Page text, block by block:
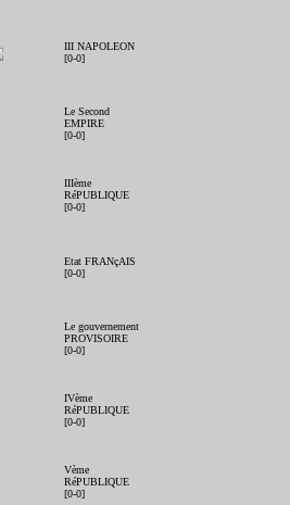
III NAPOLEON
[0-0]
Le Second
EMPIRE
[0-0]
IIIème
RéPUBLIQUE
[0-0]
Etat FRANçAIS
[0-0]
Le gouvernement
PROVISOIRE
[0-0]
IVème
RéPUBLIQUE
[0-0]
Vème
RéPUBLIQUE
[0-0]